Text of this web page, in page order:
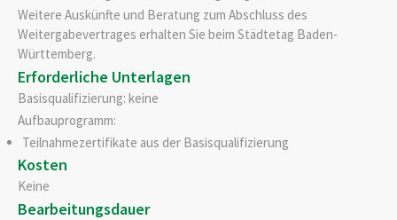
Weitere Auskünfte und Beratung zum Abschluss des
Weitergabevertrages erhalten Sie beim Städtetag Baden-
Württemberg.
Erforderliche Unterlagen
Basisqualifizierung: keine
Aufbauprogramm:
Teilnahmezertifikate aus der Basisqualifizierung
Kosten
Keine
Bearbeitungsdauer